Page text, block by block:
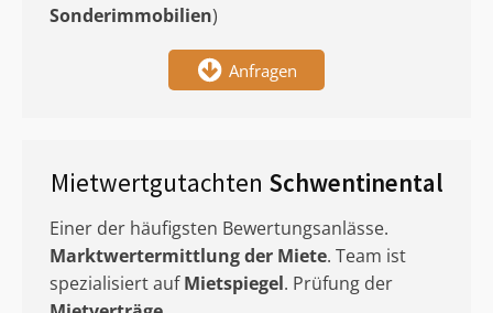
Sonderimmobilien)
Anfragen
Mietwertgutachten Schwentinental
Einer der häufigsten Bewertungsanlässe.
Marktwertermittlungder Miete. Team ist
spezialisiert aufMietspiegel. Prüfung der